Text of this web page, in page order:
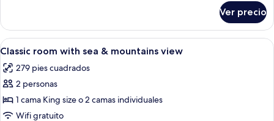
view
room
with
garden
Ver precio
Abrir
todas
las
fotos
de
Classic
Habitación de hotel con una cama
10
Classic room with sea & mountains view
279 pies cuadrados
2 personas
1 cama King size o 2 camas individuales
Wifi gratuito